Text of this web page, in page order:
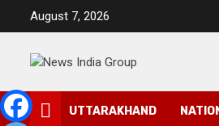
August 7, 2026
UTTARAKHAND